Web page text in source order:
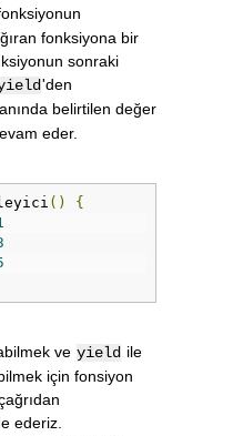
fonksiyonun
fonksiyona bir
sonraki
'den
belirtilen değer
eder.
()
{
ve yield ile
için fonsiyon
ederiz.